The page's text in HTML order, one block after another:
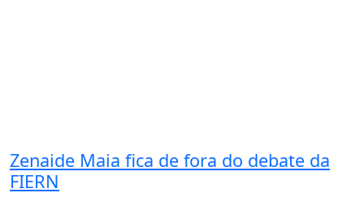
Zenaide Maia fica de fora do debate da
FIERN